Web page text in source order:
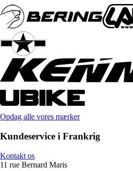
Opdag alle vores mærker
Kundeservice i Frankrig
Kontakt os
11 rue Bernard Maris